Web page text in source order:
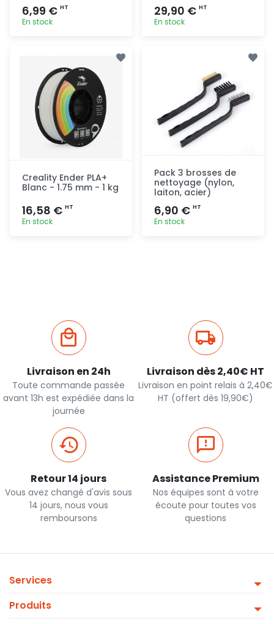
6,99 € HT
En stock
29,90 € HT
En stock
Creality Ender PLA+
Blanc - 1.75 mm - 1 kg
16,58 € HT
En stock
Pack 3 brosses de
nettoyage (nylon,
laiton, acier)
6,90 € HT
En stock
Livraison en 24h
Toute commande passée
avant 13h est expédiée dans la
journée
Livraison dès 2,40€ HT
Livraison en point relais à 2,40€
HT (offert dès 19,90€)
Retour 14 jours
Vous avez changé d'avis sous
14 jours, nous vous
remboursons
Assistance Premium
Nos équipes sont à votre
écoute pour toutes vos
questions
Services
Produits